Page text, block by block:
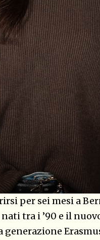
per sei mesi a
tra i ’90 e il